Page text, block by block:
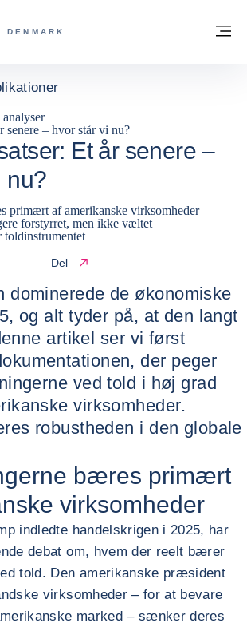
COFACE FOR TRADE - GRUPPENS
DENMARK
senere – hvor står vi nu?
Et år senere –
nu?
primært af amerikanske virksomheder
forstyrret, men ikke væltet
Del
dominerede de økonomiske
og alt tyder på, at den langt
artikel ser vi først
der peger
ved told i høj grad
virksomheder.
robustheden i den globale
bæres primært
virksomheder
indledte handelskrigen i 2025, har
debat om, hvem der reelt bærer
told. Den amerikanske præsident
virksomheder – for at bevare
marked – sænker deres